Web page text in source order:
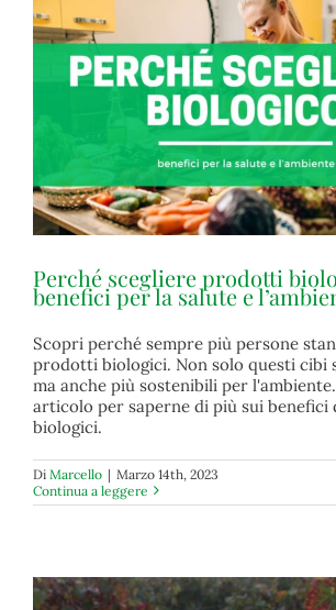
Perché scegliere prodotti biologici:
salute e l’ambiente
biologico
Perché scegliere prodotti
benefici per la salute e
Scopri perché sempre più persone
prodotti biologici. Non solo questi cibi
ma anche più sostenibili per
articolo per saperne di più sui
biologici.
Di Marcello | Marzo 14th, 2023
Continua a leggere